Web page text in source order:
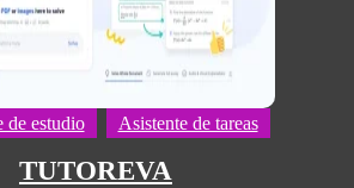
de estudio Asistente de tareas
TUTOREVA